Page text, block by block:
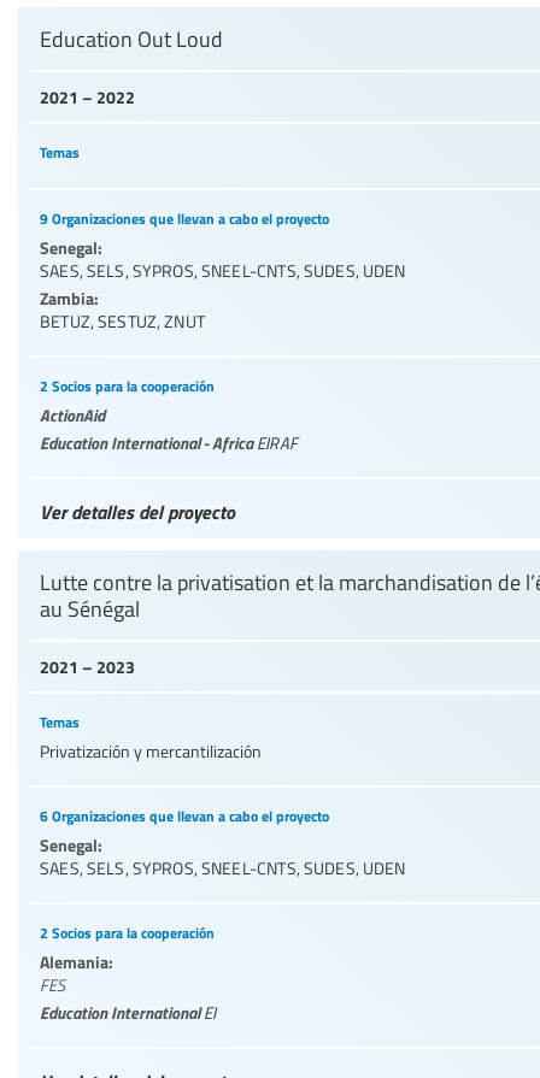
2021 – 2022
Education Out Loud
Temas
9 Organizaciones que llevan a cabo el proyecto
Senegal:
SAES, SELS, SYPROS, SNEEL-CNTS, SUDES, UDEN
Zambia:
BETUZ, SESTUZ,ZNUT
2 Socios para la cooperación
ActionAid
Education International - AfricaEIRAF
Ver detalles del proyecto
2021 – 2023
Lutte contre la privatisation et la marchandisation de
au Sénégal
Temas
Privatización y mercantilización
6 Organizaciones que llevan a cabo el proyecto
Senegal:
SAES, SELS, SYPROS, SNEEL-CNTS, SUDES, UDEN
2 Socios para la cooperación
Alemania:
FES
Education InternationalEI